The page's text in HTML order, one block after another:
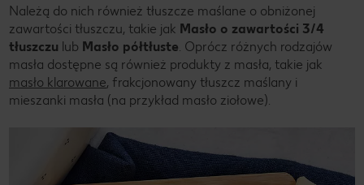
Należą do nich również tłuszcze maślane o obniżonej
zawartości tłuszczu, takie jak Masło o zawartości 3/4
tłuszczu lub Masło półtłuste . Oprócz różnych rodzajów
masła dostępne są również produkty z masła, takie jak
masło klarowane, frakcjonowany tłuszcz maślany i
mieszanki masła (na przykład masło ziołowe).